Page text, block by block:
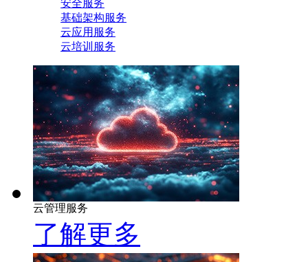
安全服务
基础架构服务
云应用服务
云培训服务
云管理服务
了解更多